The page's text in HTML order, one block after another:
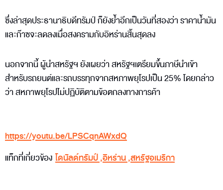
ซึ่งล่าสุดประธานาธิบดีทรัมป์ ก็ยังย้ำอีกเป็นวันที่สองว่า ราคาน้ำมัน
และก๊าซจะลดลงเมื่อสงครามกับอิหร่านสิ้นสุดลง
นอกจากนี้ ผู้นำสหรัฐฯ ยังเผยว่า สหรัฐฯเตรียมขึ้นภาษีนำเข้า
สำหรับรถยนต์และรถบรรทุกจากสหภาพยุโรปเป็น 25% โดยกล่าว
ว่า สหภาพยุโรปไม่ปฏิบัติตามข้อตกลงทางการค้า
https://youtu.be/LPSCqnAWxdQ
แท็กที่เกี่ยวข้อง โดนัลด์ทรัมป์,อิหร่าน,สหรัฐอเมริกา